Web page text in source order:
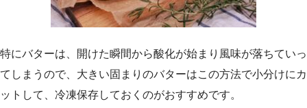
特にバターは、開けた瞬間から酸化が始まり風味が落ちていっ
てしまうので、大きい固まりのバターはこの方法で小分けにカ
ットして、冷凍保存しておくのがおすすめです。